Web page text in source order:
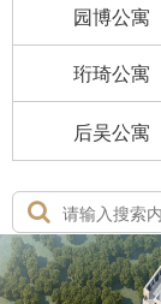
园博公寓
珩琦公寓
后吴公寓